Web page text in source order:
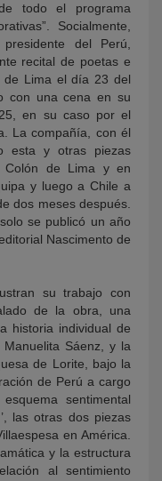
todo el programa
Socialmente,
del Perú,
recital de poetas e
de Lima el día 23 del
con una cena en su
en su caso por el
La compañía, con él
esta y otras piezas
Colón de Lima y en
y luego a Chile a
dos meses después.
se publicó un año
Nascimento de
su trabajo con
de la obra, una
historia individual de
Sáenz, y la
de Lorite, bajo la
de Perú a cargo
sentimental
las otras dos piezas
en América.
y la estructura
al sentimiento